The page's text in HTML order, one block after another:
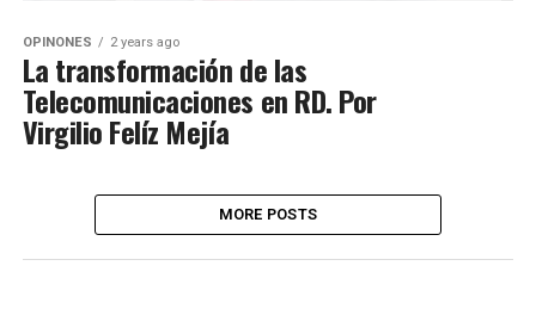
OPINONES 2 years ago
La transformación de las
Telecomunicaciones en RD. Por
Virgilio Felíz Mejía
MORE POSTS